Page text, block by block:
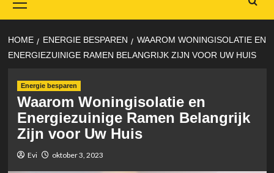
Menu
HOME ENERGIE BESPAREN
WAAROM WONINGISOLATIE EN
ENERGIEZUINIGE RAMEN BELANGRIJK ZIJN VOOR UW HUIS
Energie besparen
Waarom Woningisolatie en
Energiezuinige Ramen Belangrijk
Zijn voor Uw Huis
Evi oktober 3, 2023